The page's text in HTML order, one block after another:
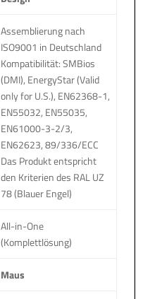
Assemblierung nach
ISO9001 in Deutschland
Kompatibilität: SMBios
(DMI), EnergyStar (Valid
only for U.S.), EN62368-1,
EN55032, EN55035,
EN61000-3-2/3,
EN62623, 89/336/ECC
Das Produkt entspricht
den Kriterien des RAL UZ
78 (Blauer Engel)
All-in-One
(Komplettlösung)
Maus